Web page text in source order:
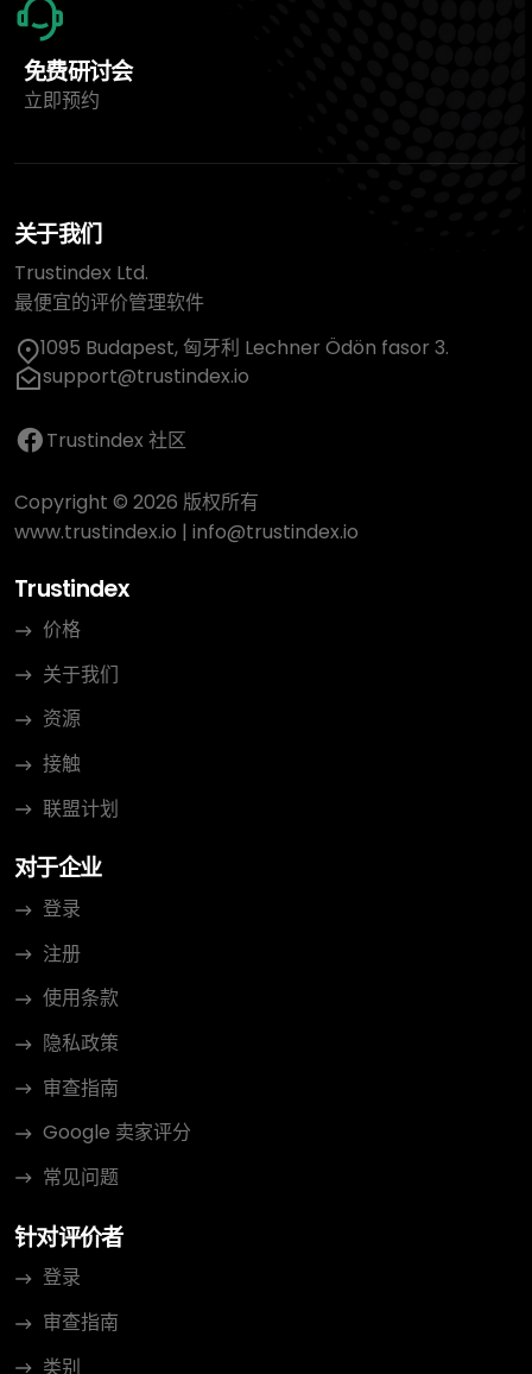
免费研讨会
立即预约
关于我们
Trustindex Ltd.
最便宜的评价管理软件
1095 Budapest, 匈牙利 Lechner Ödön fasor 3.
support@trustindex.io
Trustindex 社区
Copyright © 2026 版权所有
www.trustindex.io | info@trustindex.io
Trustindex
价格
关于我们
资源
接触
联盟计划
对于企业
登录
注册
使用条款
隐私政策
审查指南
Google 卖家评分
常见问题
针对评价者
登录
审查指南
类别